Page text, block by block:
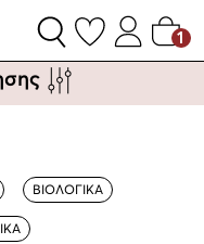
1
ΒΙΟΛΟΓΙΚΑ